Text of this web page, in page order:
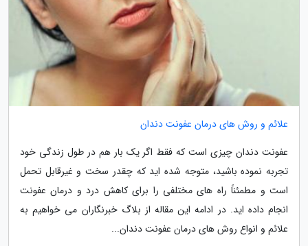
علائم و روش های درمان عفونت دندان
عفونت دندان چیزی است که فقط اگر یک بار هم در طول زندگی خود
تجربه نموده باشید، متوجه شده اید که چقدر سخت و غیرقابل تحمل
است و مطمئناً راه های مختلفی را برای کاهش درد و درمان عفونت
انجام داده اید. در ادامه این مقاله از بلاگ خبرنگاران می خواهیم به
علائم و انواع روش های درمان عفونت دندان...